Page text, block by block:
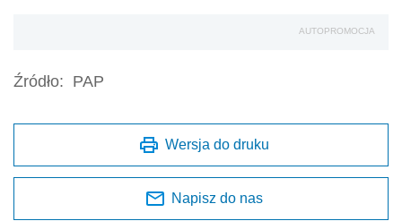
AUTOPROMOCJA
Źródło: PAP
Wersja do druku
Napisz do nas